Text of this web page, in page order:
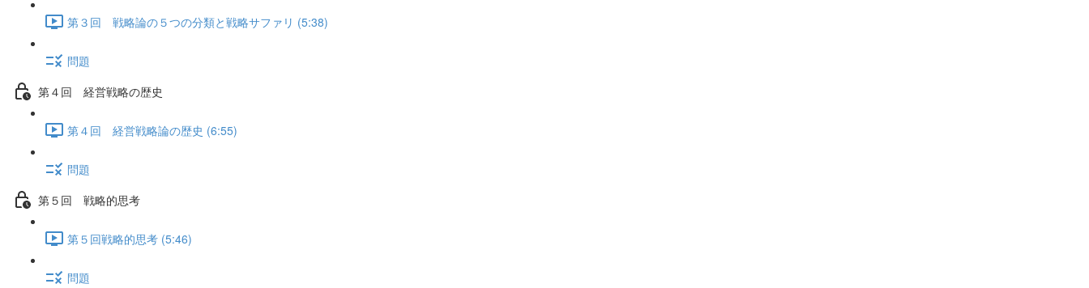
第３回 戦略論の５つの分類と戦略サファリ (5:38)
問題
第４回 経営戦略の歴史
第４回 経営戦略論の歴史 (6:55)
問題
第５回 戦略的思考
第５回戦略的思考 (5:46)
問題